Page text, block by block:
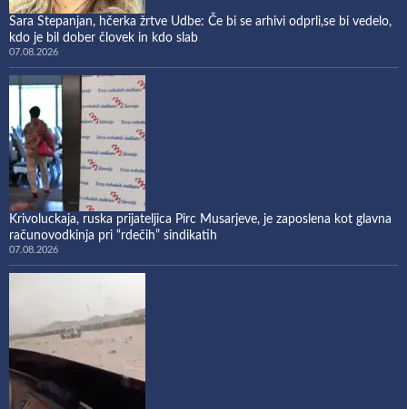
Sara Stepanjan, hčerka žrtve Udbe: Če bi se arhivi odprli,se bi vedelo,
kdo je bil dober človek in kdo slab
07.08.2026
Krivoluckaja, ruska prijateljica Pirc Musarjeve, je zaposlena kot glavna
računovodkinja pri “rdečih” sindikatih
07.08.2026